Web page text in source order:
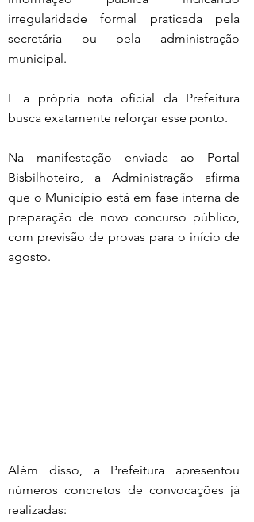
irregularidade formal praticada pela
secretária ou pela administração
municipal.
E a própria nota oficial da Prefeitura
busca exatamente reforçar esse ponto.
Na manifestação enviada ao Portal
Bisbilhoteiro, a Administração afirma
que o Município está em fase interna de
preparação de novo concurso público,
com previsão de provas para o início de
agosto.
Além disso, a Prefeitura apresentou
números concretos de convocações já
realizadas: